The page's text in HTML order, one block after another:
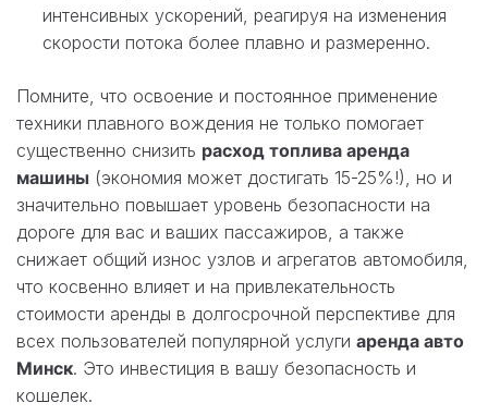
интенсивных ускорений, реагируя на изменения
скорости потока более плавно и размеренно.
Помните, что освоение и постоянное применение
техники плавного вождения не только помогает
существенно снизить расход топлива аренда
машины (экономия может достигать 15-25%!), но и
значительно повышает уровень безопасности на
дороге для вас и ваших пассажиров, а также
снижает общий износ узлов и агрегатов автомобиля,
что косвенно влияет и на привлекательность
стоимости аренды в долгосрочной перспективе для
всех пользователей популярной услуги аренда авто
Минск. Это инвестиция в вашу безопасность и
кошелек.